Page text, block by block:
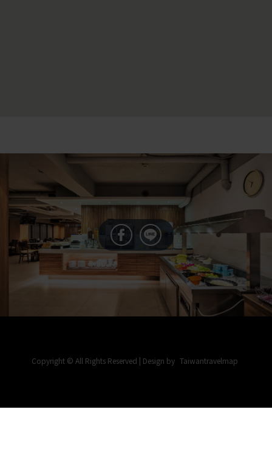
Copyright © All Rights Reserved | Design by Taiwantravelmap